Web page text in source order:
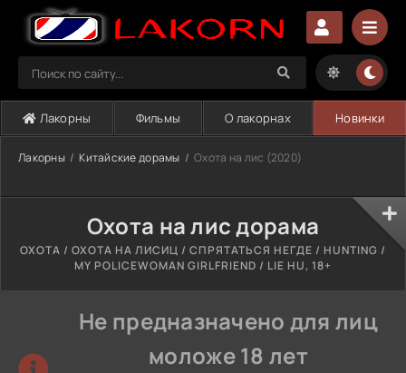
Лакорны Фильмы О лакорнах Новинки
Лакорны Китайские дорамы Охота на лис (2020)
Охота на лис дорама
ОХОТА / ОХОТА НА ЛИСИЦ / СПРЯТАТЬСЯ НЕГДЕ / HUNTING /
MY POLICEWOMAN GIRLFRIEND / LIE HU, 18+
Не предназначено для лиц
моложе 18 лет